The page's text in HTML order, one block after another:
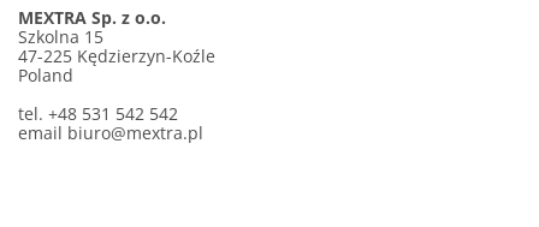
MEXTRA Sp. z o.o.
Szkolna 15
47-225 Kędzierzyn-Koźle
Poland
tel. +48 531 542 542
email biuro@mextra.pl